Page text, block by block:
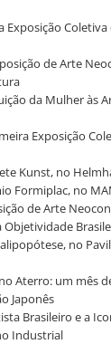
Exposição
de Arte
da Mulher às
Exposição
Kunst, no
Formiplac, no
de Arte
Objetividade
no
no Aterro: um mês
Japonês
Brasileiro e a
Industrial